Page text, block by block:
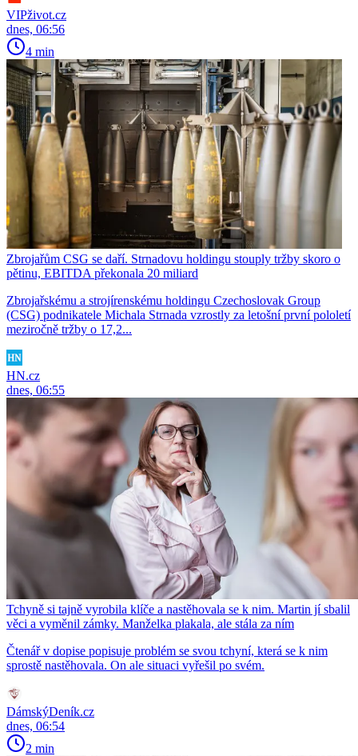
VIPživot.cz
dnes, 06:56
4 min
Zbrojařům CSG se daří. Strnadovu holdingu stouply tržby skoro o
pětinu, EBITDA překonala 20 miliard
Zbrojařskému a strojírenskému holdingu Czechoslovak Group
(CSG) podnikatele Michala Strnada vzrostly za letošní první pololetí
meziročně tržby o 17,2...
HN.cz
dnes, 06:55
Tchyně si tajně vyrobila klíče a nastěhovala se k nim. Martin jí sbalil
věci a vyměnil zámky. Manželka plakala, ale stála za ním
Čtenář v dopise popisuje problém se svou tchyní, která se k nim
sprostě nastěhovala. On ale situaci vyřešil po svém.
DámskýDeník.cz
dnes, 06:54
2 min